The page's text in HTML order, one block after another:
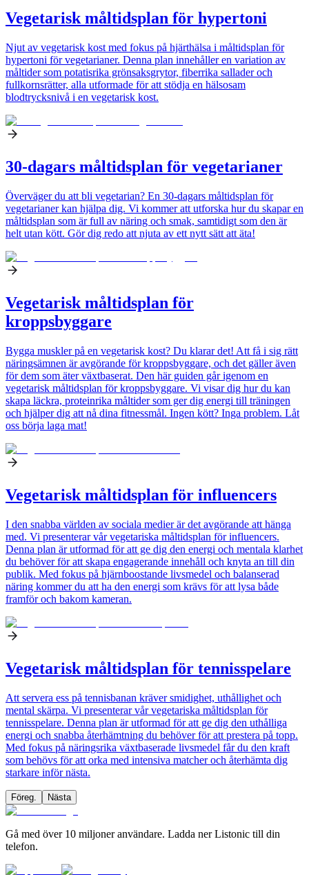
Vegetarisk måltidsplan för hypertoni
Njut av vegetarisk kost med fokus på hjärthälsa i måltidsplan för
hypertoni för vegetarianer. Denna plan innehåller en variation av
måltider som potatisrika grönsaksgrytor, fiberrika sallader och
fullkornsrätter, alla utformade för att stödja en hälsosam
blodtrycksnivå i en vegetarisk kost.
30-dagars måltidsplan för vegetarianer
Överväger du att bli vegetarian? En 30-dagars måltidsplan för
vegetarianer kan hjälpa dig. Vi kommer att utforska hur du skapar en
måltidsplan som är full av näring och smak, samtidigt som den är
helt utan kött. Gör dig redo att njuta av ett nytt sätt att äta!
Vegetarisk måltidsplan för
kroppsbyggare
Bygga muskler på en vegetarisk kost? Du klarar det! Att få i sig rätt
näringsämnen är avgörande för kroppsbyggare, och det gäller även
för dem som äter växtbaserat. Den här guiden går igenom en
vegetarisk måltidsplan för kroppsbyggare. Vi visar dig hur du kan
skapa läckra, proteinrika måltider som ger dig energi till träningen
och hjälper dig att nå dina fitnessmål. Ingen kött? Inga problem. Låt
oss börja laga mat!
Vegetarisk måltidsplan för influencers
I den snabba världen av sociala medier är det avgörande att hänga
med. Vi presenterar vår vegetariska måltidsplan för influencers.
Denna plan är utformad för att ge dig den energi och mentala klarhet
du behöver för att skapa engagerande innehåll och knyta an till din
publik. Med fokus på hjärnboostande livsmedel och balanserad
näring kommer du att ha den energi som krävs för att lysa både
framför och bakom kameran.
Vegetarisk måltidsplan för tennisspelare
Att servera ess på tennisbanan kräver smidighet, uthållighet och
mental skärpa. Vi presenterar vår vegetariska måltidsplan för
tennisspelare. Denna plan är utformad för att ge dig den uthålliga
energi och snabba återhämtning du behöver för att prestera på topp.
Med fokus på näringsrika växtbaserade livsmedel får du den kraft
som behövs för att orka med intensiva matcher och återhämta dig
starkare inför nästa.
Föreg. Nästa
Gå med över 10 miljoner användare. Ladda ner Listonic till din
telefon.